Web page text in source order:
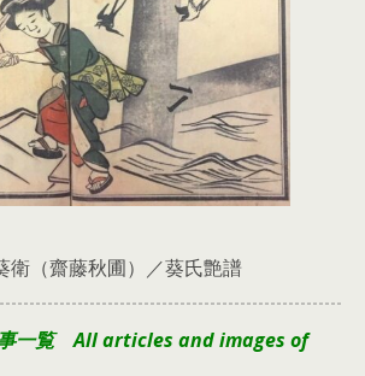
衛（齋藤秋圃）／葵氏艶譜
一覧 All articles and images of